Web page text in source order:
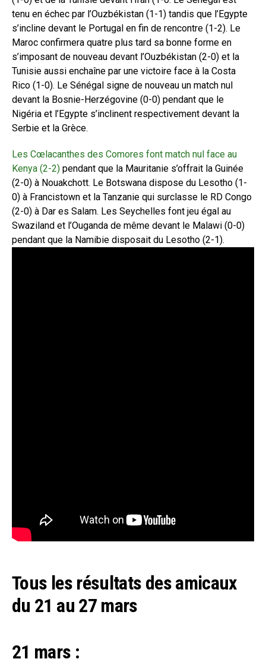
tenu en échec par l’Ouzbékistan (1-1) tandis que l’Egypte
s’incline devant le Portugal en fin de rencontre (1-2). Le
Maroc confirmera quatre plus tard sa bonne forme en
s’imposant de nouveau devant l’Ouzbékistan (2-0) et la
Tunisie aussi enchaîne par une victoire face à la Costa
Rico (1-0). Le Sénégal signe de nouveau un match nul
devant la Bosnie-Herzégovine (0-0) pendant que le
Nigéria et l’Egypte s’inclinent respectivement devant la
Serbie et la Grèce.
Les Cœlacanthes des Comores font match nul face au
Kenya (2-2) pendant que la Mauritanie s’offrait la Guinée
(2-0) à Nouakchott. Le Botswana dispose du Lesotho (1-
0) à Francistown et la Tanzanie qui surclasse le RD Congo
(2-0) à Dar es Salam. Les Seychelles font jeu égal au
Swaziland et l’Ouganda de même devant le Malawi (0-0)
pendant que la Namibie disposait du Lesotho (2-1).
Tous les résultats des amicaux
du 21 au 27 mars
21 mars :